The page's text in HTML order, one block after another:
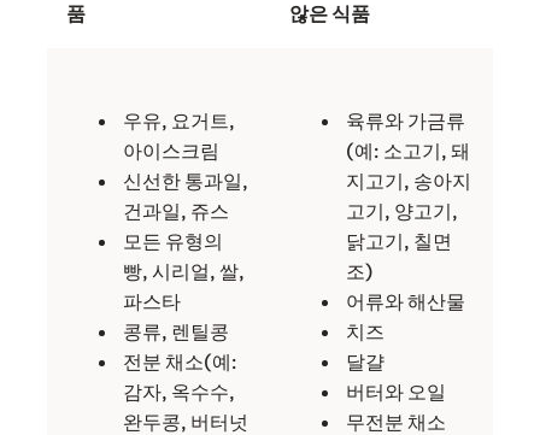
품
않은 식품
우유, 요거트,
아이스크림
신선한 통과일,
건과일, 쥬스
모든 유형의
빵, 시리얼, 쌀,
파스타
콩류, 렌틸콩
전분 채소(예:
감자, 옥수수,
완두콩, 버터넛
육류와 가금류
(예: 소고기, 돼
지고기, 송아지
고기, 양고기,
닭고기, 칠면
조)
어류와 해산물
치즈
달걀
버터와 오일
무전분 채소